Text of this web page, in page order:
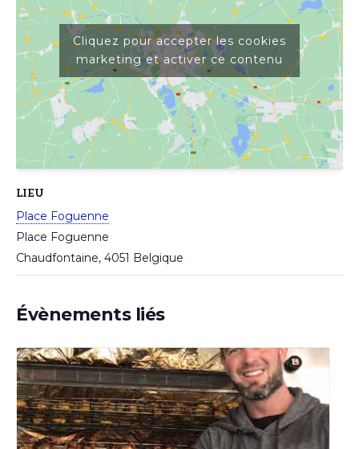
LIEU
Place Foguenne
Place Foguenne
Chaudfontaine, 4051 Belgique
Cliquez pour accepter les cookies
marketing et activer ce contenu
Évènements liés